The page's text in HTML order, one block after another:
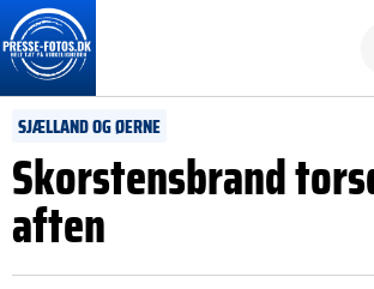
SJÆLLAND OG ØERNE
Skorstensbrand
aften